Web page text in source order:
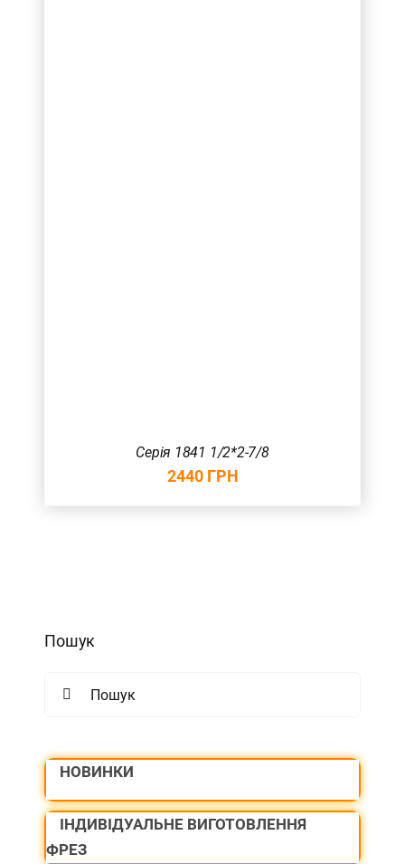
Серія 1841 1/2*2-7/8
2440 ГРН
Пошук
НОВИНКИ
ІНДИВІДУАЛЬНЕ ВИГОТОВЛЕННЯ
ФРЕЗ